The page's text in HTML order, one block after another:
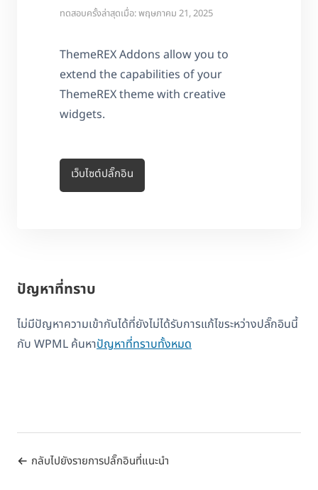
ทดสอบครั้งล่าสุดเมื่อ: พฤษภาคม 21, 2025
ThemeREX Addons allow you to
extend the capabilities of your
ThemeREX theme with creative
widgets.
เว็บไซต์ปลั๊กอิน
ปัญหาที่ทราบ
ไม่มีปัญหาความเข้ากันได้ที่ยังไม่ได้รับการแก้ไขระหว่างปลั๊กอินนี้
กับ WPML ค้นหาปัญหาที่ทราบทั้งหมด
กลับไปยังรายการปลั๊กอินที่แนะนำ